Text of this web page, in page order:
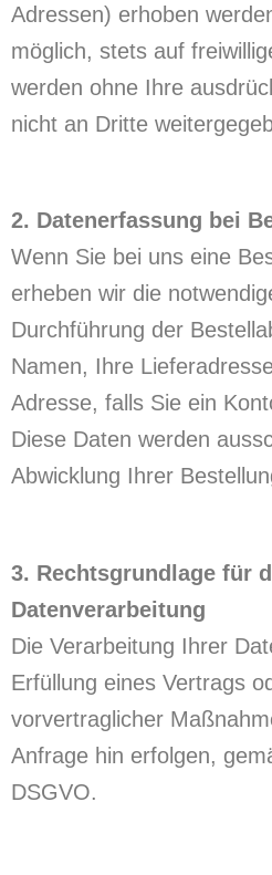
Adressen) erhoben
möglich, stets auf
werden ohne Ihre
nicht an Dritte
2. Datenerfassung bei
Wenn Sie bei uns eine
erheben wir die
Durchführung der
Namen, Ihre
Adresse, falls Sie ein
Diese Daten werden
Abwicklung Ihrer
3. Rechtsgrundlage für
Datenverarbeitung
Die Verarbeitung Ihrer
Erfüllung eines Vertrags
vorvertraglicher
Anfrage hin erfolgen,
DSGVO.